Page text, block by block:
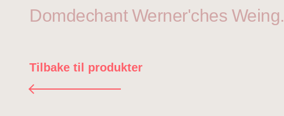
Domdechant Werner'ches Weing.
Tilbake til produkter